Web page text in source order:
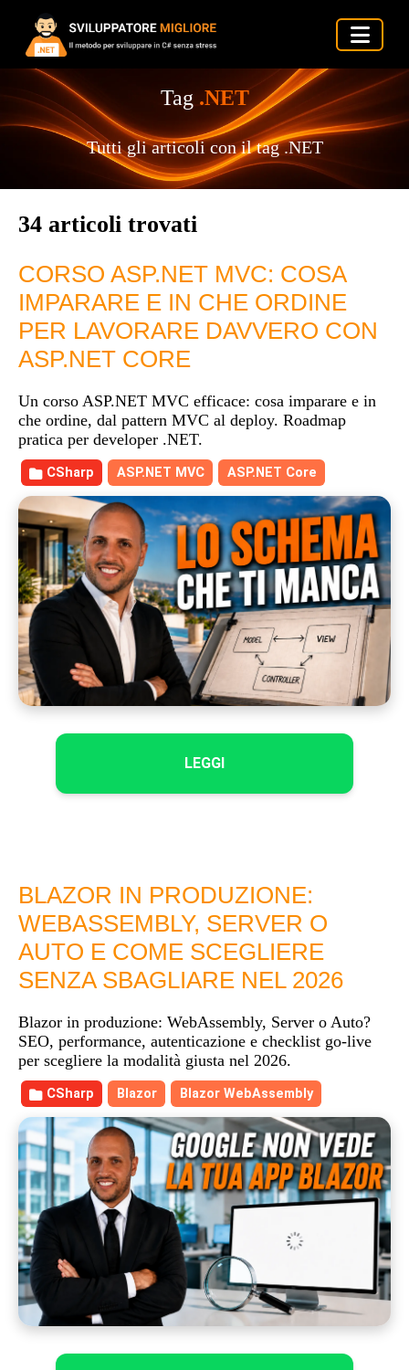
Tag .NET
Tutti gli articoli con il tag .NET
34 articoli trovati
LEGGI
CORSO ASP.NET MVC: COSA
IMPARARE E IN CHE ORDINE
PER LAVORARE DAVVERO CON
ASP.NET CORE
Un corso ASP.NET MVC efficace: cosa imparare e in
che ordine, dal pattern MVC al deploy. Roadmap
pratica per developer .NET.
CSharp ASP.NET MVC ASP.NET Core
BLAZOR IN PRODUZIONE:
WEBASSEMBLY, SERVER O
AUTO E COME SCEGLIERE
SENZA SBAGLIARE NEL 2026
Blazor in produzione: WebAssembly, Server o Auto?
SEO, performance, autenticazione e checklist go-live
per scegliere la modalità giusta nel 2026.
CSharp Blazor Blazor WebAssembly